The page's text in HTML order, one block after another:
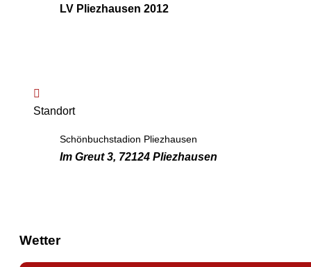
LV Pliezhausen 2012
Standort
Schönbuchstadion Pliezhausen
Im Greut 3, 72124 Pliezhausen
Wetter